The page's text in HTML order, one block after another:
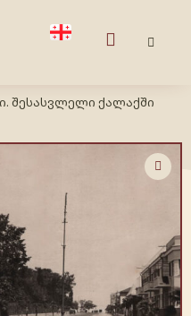
შესასვლელი ქალაქში